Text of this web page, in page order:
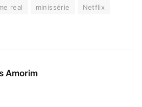
real minissérie
Netflix
Amorim